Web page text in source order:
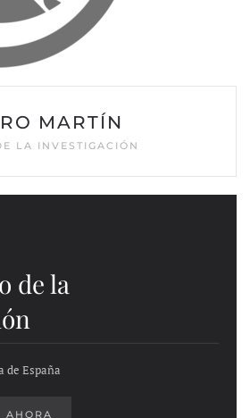
MARTÍN
LA INVESTIGACIÓN
de la
de España
AHORA